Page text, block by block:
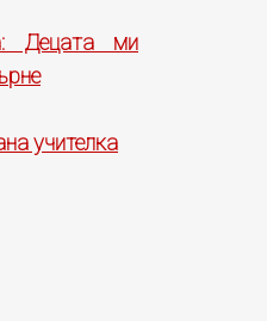
Децата ми
учителка